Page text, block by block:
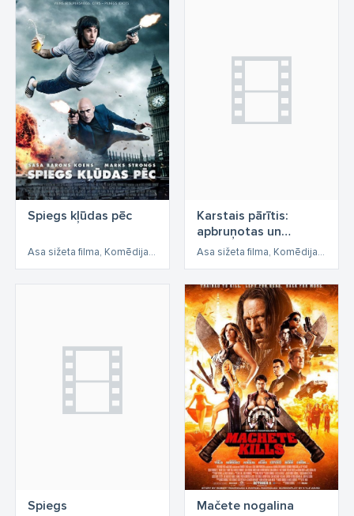
Spiegs kļūdas pēc
Asa sižeta filma, Komēdija, Asa sižeta
Karstais pārītis:
apbruņotas un
apburošas
Asa sižeta filma, Komēdija, Detektīvfilma, Asa sižeta
Spiegs Mačete nogalina